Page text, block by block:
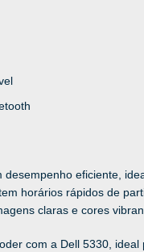
eficiente,
horários rápidos de
claras e cores
com a Dell 5330,